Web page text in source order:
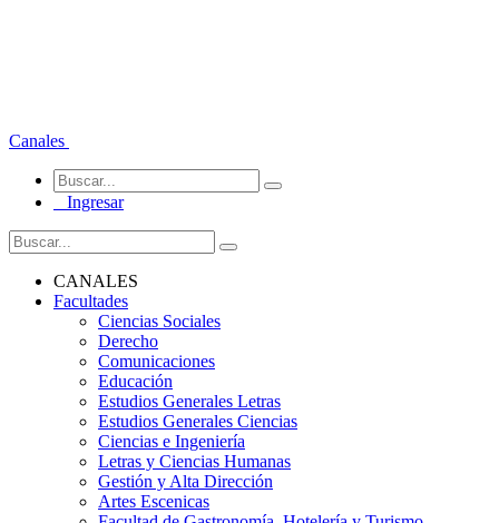
Canales
Ingresar
CANALES
Facultades
Ciencias Sociales
Derecho
Comunicaciones
Educación
Estudios Generales Letras
Estudios Generales Ciencias
Ciencias e Ingeniería
Letras y Ciencias Humanas
Gestión y Alta Dirección
Artes Escenicas